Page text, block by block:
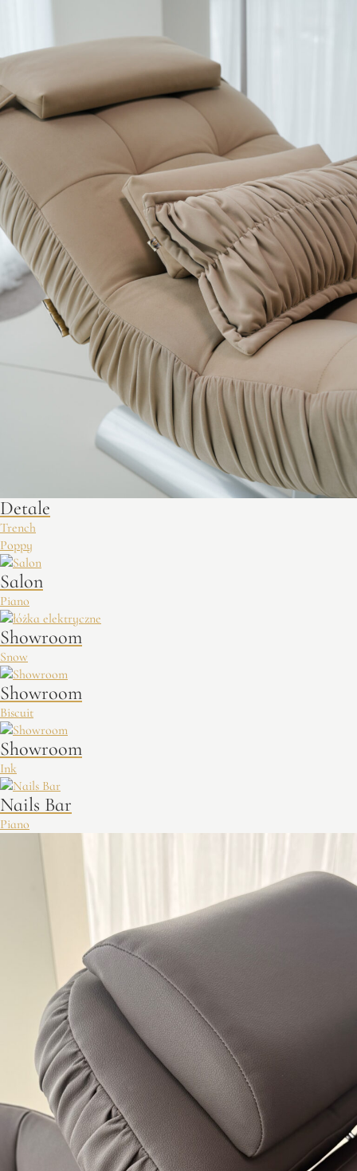
Detale
Trench
Poppy
Salon
Piano
Showroom
Snow
Showroom
Biscuit
Showroom
Ink
Nails Bar
Piano